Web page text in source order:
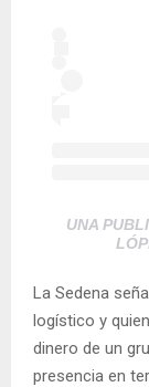
UNA
La Sedena
logístico y
dinero de un
presencia en